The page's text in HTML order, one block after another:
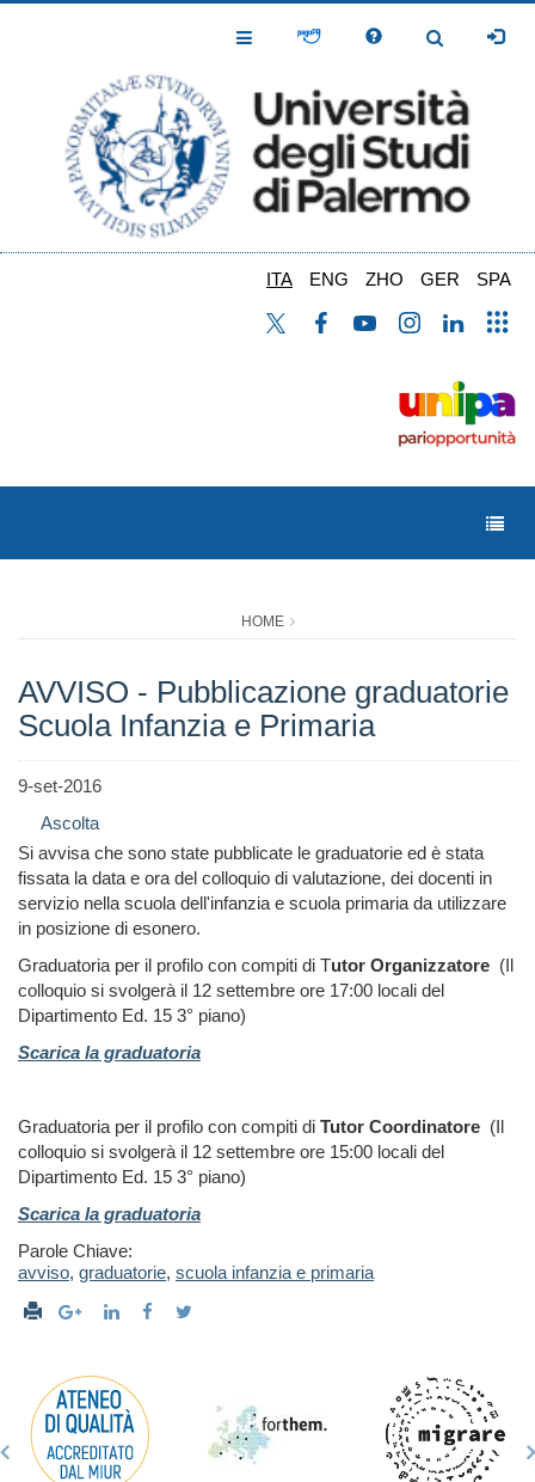
Toggle
Toggle
ITA ENG ZHO GER SPA
HOME
AVVISO - Pubblicazione graduatorie
Scuola Infanzia e Primaria
9-set-2016
Ascolta
Si avvisa che sono state pubblicate le graduatorie ed è stata
fissata la data e ora del colloquio di valutazione, dei docenti in
servizio nella scuola dell'infanzia e scuola primaria da utilizzare
in posizione di esonero.
Graduatoria per il profilo con compiti di Tutor Organizzatore (Il
colloquio si svolgerà il 12 settembre ore 17:00 locali del
Dipartimento Ed. 15 3° piano)
Scarica la graduatoria
Graduatoria per il profilo con compiti di Tutor Coordinatore (Il
colloquio si svolgerà il 12 settembre ore 15:00 locali del
Dipartimento Ed. 15 3° piano)
Scarica la graduatoria
Parole Chiave:
avviso, graduatorie, scuola infanzia e primaria